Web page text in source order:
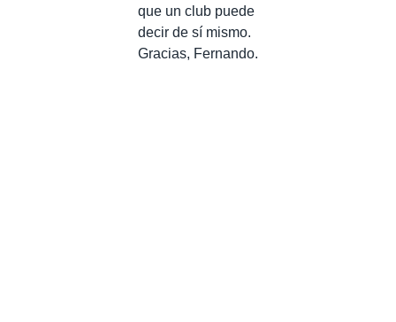
que un club puede
decir de sí mismo.
Gracias, Fernando.